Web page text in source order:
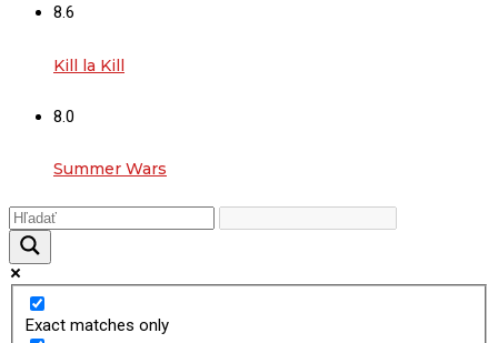
8.6
Kill la Kill
8.0
Summer Wars
Exact matches only